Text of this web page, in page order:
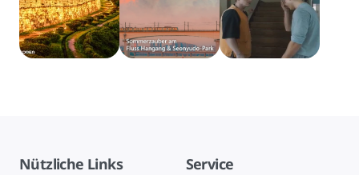
Nützliche Links Service